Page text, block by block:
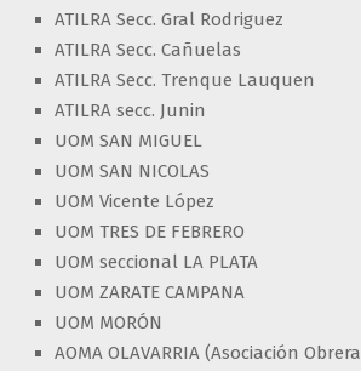
ATILRA Secc. Gral Rodriguez
ATILRA Secc. Cañuelas
ATILRA Secc. Trenque Lauquen
ATILRA secc. Junin
UOM SAN MIGUEL
UOM SAN NICOLAS
UOM Vicente López
UOM TRES DE FEBRERO
UOM seccional LA PLATA
UOM ZARATE CAMPANA
UOM MORÓN
AOMA OLAVARRIA (Asociación